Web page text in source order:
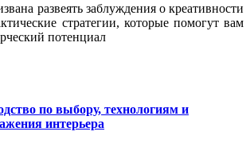
развеять заблуждения о креативности
стратегии, которые помогут вам
потенциал
по выбору, технологиям и
интерьера